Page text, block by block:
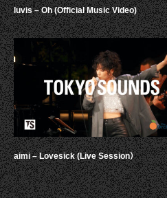
luvis – Oh (Official Music Video)
aimi – Lovesick (Live Session）